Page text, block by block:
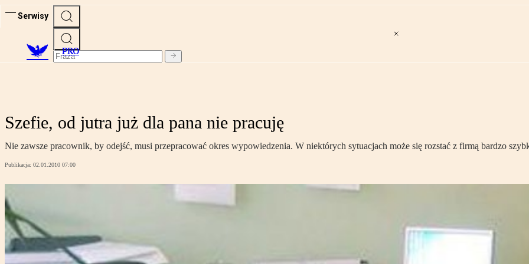
Serwisy
PRO
Szefie, od jutra już dla pana nie pracuję
Nie zawsze pracownik, by odejść, musi przepracować okres wypowiedzenia. W niektórych sytuacjach może się rozstać z firmą bardzo
Publikacja: 02.01.2010 07:00